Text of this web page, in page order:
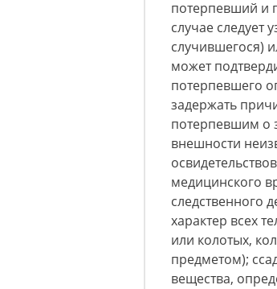
потерпевший и
случае следует
случившегося)
может
потерпевшего
задержать
потерпевшим о
внешности
медицинского
следственного
характер всех
или колотых,
предметом);
вещества,